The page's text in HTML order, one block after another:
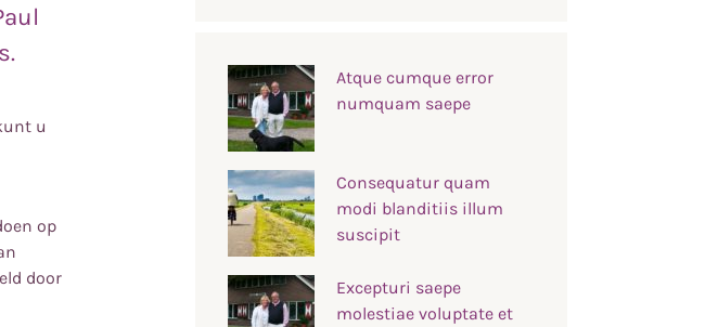
u
op
door
Atque cumque error
numquam saepe
Consequatur quam
modi blanditiis illum
suscipit
Excepturi saepe
molestiae voluptate et